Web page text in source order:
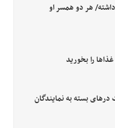
سیامک، معلوم شد که ۲ زن داشته/ هر دو همسر او
را بخورید
بسته به نمایندگان